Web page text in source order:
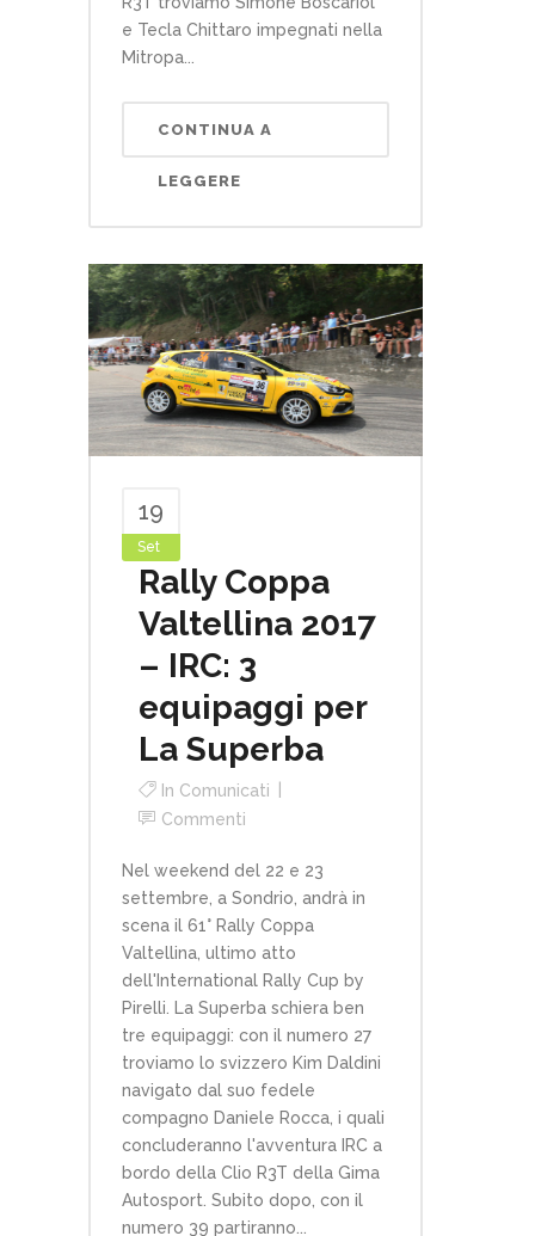
e Tecla Chittaro impegnati nella
Mitropa...
CONTINUA A
LEGGERE
19
Set
Rally Coppa
Valtellina 2017
– IRC: 3
equipaggi per
La Superba
In Comunicati
Commenti
Nel weekend del 22 e 23
settembre, a Sondrio, andrà in
scena il 61° Rally Coppa
Valtellina, ultimo atto
dell'International Rally Cup by
Pirelli. La Superba schiera ben
tre equipaggi: con il numero 27
troviamo lo svizzero Kim Daldini
navigato dal suo fedele
compagno Daniele Rocca, i quali
concluderanno l'avventura IRC a
bordo della Clio R3T della Gima
Autosport. Subito dopo, con il
numero 39 partiranno...